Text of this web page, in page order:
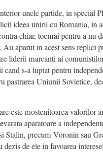
unele partide, in special
ideea unirii cu Romania, in
chiar, tocmai pentru a nu
aparut in acest sens replici
liderii marcanti ai
cand s-a luptat pentru
pastrarea Uniunii Sovietice,
este mostenitoarea valorilor
aparatoare a
Stalin, precum Voronin sau
dezis de ele in favoarea